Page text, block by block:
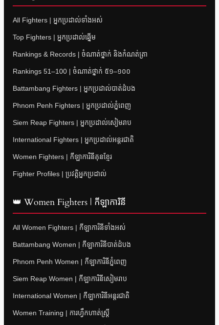
All Fighters | អ្នកប្រដាល់ទាំងអស់
Top Fighters | អ្នកប្រដាល់ឆ្នើម
Rankings & Records | ចំណាត់ថ្នាក់ និងកំណត់ត្រា
Rankings 51–100 | ចំណាត់ថ្នាក់ ៥១–១០០
Battambang Fighters | អ្នកប្រដាល់បាត់ដំបង
Phnom Penh Fighters | អ្នកប្រដាល់ភ្នំពេញ
Siem Reap Fighters | អ្នកប្រដាល់សៀមរាប
International Fighters | អ្នកប្រដាល់អន្តរជាតិ
Women Fighters | កីឡាការិនីគុនខ្មែរ
Fighter Profiles | ប្រវត្តិអ្នកប្រដាល់
👑 Women Fighters | កីឡាការិនី
All Women Fighters | កីឡាការិនីទាំងអស់
Battambang Women | កីឡាការិនីបាត់ដំបង
Phnom Penh Women | កីឡាការិនីភ្នំពេញ
Siem Reap Women | កីឡាការិនីសៀមរាប
International Women | កីឡាការិនីអន្តរជាតិ
Women Training | ការហ្វឹកហាត់ស្ត្រី